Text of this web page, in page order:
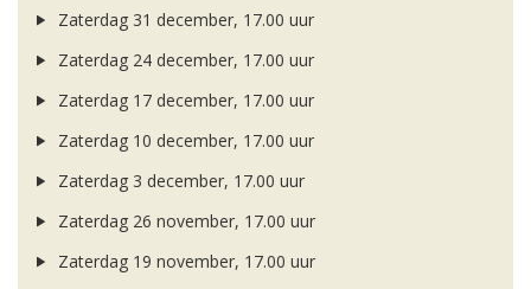
Zaterdag 31 december, 17.00 uur
Zaterdag 24 december, 17.00 uur
Zaterdag 17 december, 17.00 uur
Zaterdag 10 december, 17.00 uur
Zaterdag 3 december, 17.00 uur
Zaterdag 26 november, 17.00 uur
Zaterdag 19 november, 17.00 uur